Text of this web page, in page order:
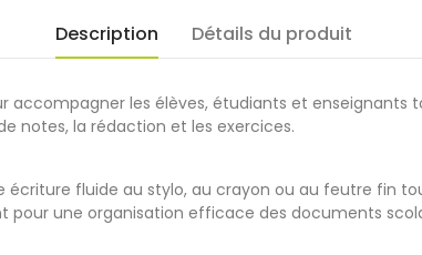
Description Détails du produit
accompagner les élèves, étudiants et
notes, la rédaction et les exercices.
écriture fluide au stylo, au crayon ou au feutre fin
une organisation efficace des documents